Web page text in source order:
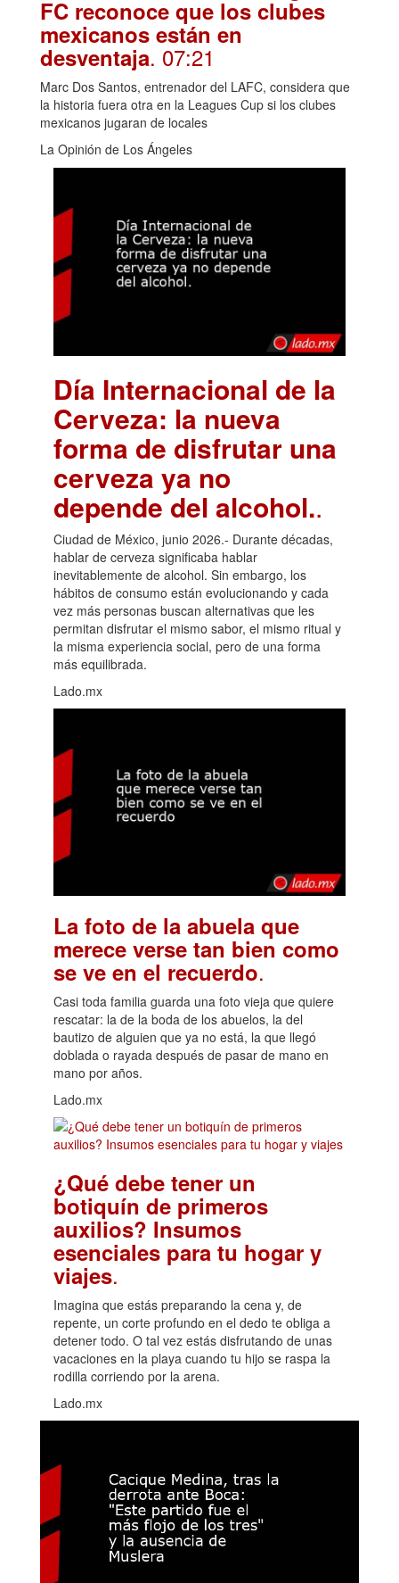
FC reconoce que los clubes
mexicanos están en
desventaja. 07:21
Marc Dos Santos, entrenador del LAFC, considera que
la historia fuera otra en la Leagues Cup si los clubes
mexicanos jugaran de locales
La Opinión de Los Ángeles
Día Internacional de la
Cerveza: la nueva
forma de disfrutar una
cerveza ya no
depende del alcohol..
Ciudad de México, junio 2026.- Durante décadas,
hablar de cerveza significaba hablar
inevitablemente de alcohol. Sin embargo, los
hábitos de consumo están evolucionando y cada
vez más personas buscan alternativas que les
permitan disfrutar el mismo sabor, el mismo ritual y
la misma experiencia social, pero de una forma
más equilibrada.
Lado.mx
La foto de la abuela que
merece verse tan bien como
se ve en el recuerdo.
Casi toda familia guarda una foto vieja que quiere
rescatar: la de la boda de los abuelos, la del
bautizo de alguien que ya no está, la que llegó
doblada o rayada después de pasar de mano en
mano por años.
Lado.mx
¿Qué debe tener un
botiquín de primeros
auxilios? Insumos
esenciales para tu hogar y
viajes.
Imagina que estás preparando la cena y, de
repente, un corte profundo en el dedo te obliga a
detener todo. O tal vez estás disfrutando de unas
vacaciones en la playa cuando tu hijo se raspa la
rodilla corriendo por la arena.
Lado.mx